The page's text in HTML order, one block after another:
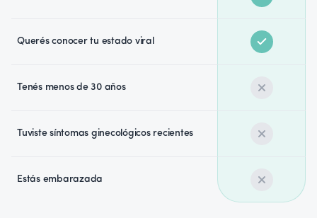
Querés conocer tu estado viral
Tenés menos de 30 años
Tuviste síntomas ginecológicos recientes
Estás embarazada